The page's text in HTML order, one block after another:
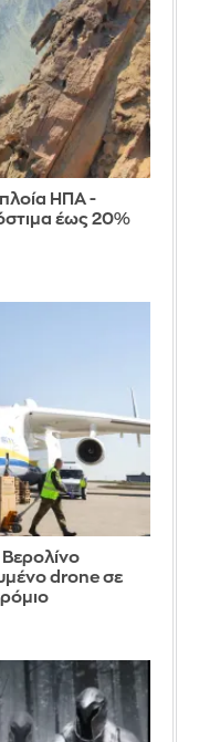
πλοία ΗΠΑ -
έως 20%
drone σε